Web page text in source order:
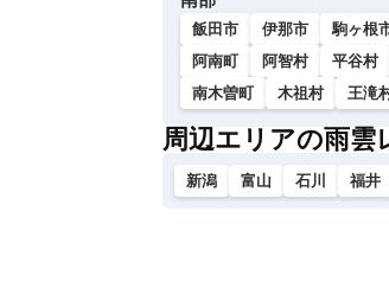
飯田市 伊那市 駒ヶ根
阿南町
阿智村 平谷村
南木曽町
木祖村 王滝
周辺エリアの雨雲
新潟 富山 石川 福井